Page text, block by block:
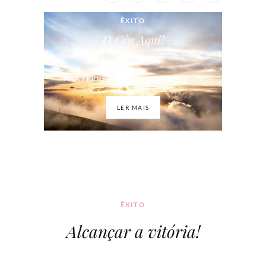
ÊXITO
O Céu Aqui!
ANA FERREIRA / SETEMBRO 9, 2019
LER MAIS
ÊXITO
Alcançar a vitória!